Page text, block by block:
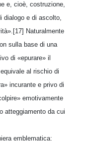
e, cioè, costruzione,
dialogo e di ascolto,
Naturalmente
sulla base di una
di «epurare» il
al rischio di
incurante e privo di
emotivamente
atteggiamento da cui
emblematica: